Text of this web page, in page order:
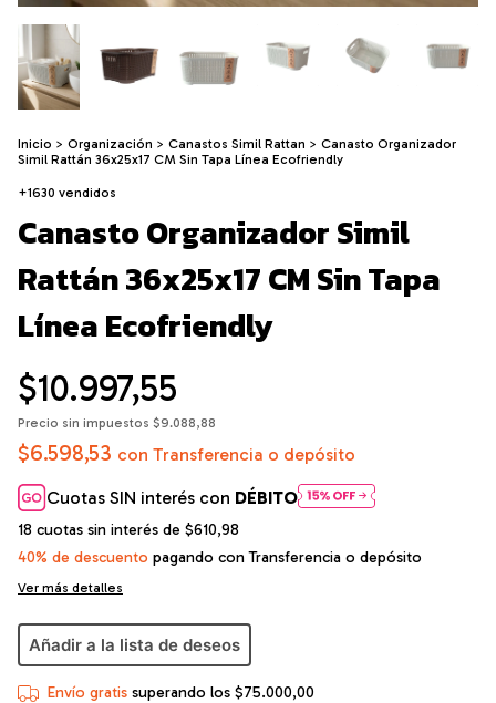
Inicio > Organización > Canastos Simil Rattan > Canasto Organizador
Simil Rattán 36x25x17 CM Sin Tapa Línea Ecofriendly
+1630 vendidos
Canasto Organizador Simil
Rattán 36x25x17 CM Sin Tapa
Línea Ecofriendly
$10.997,55
Precio sin impuestos $9.088,88
$6.598,53 con Transferencia o depósito
Cuotas SIN interés con DÉBITO
18 cuotas sin interés de $610,98
40% de descuento pagando con Transferencia o depósito
Ver más detalles
Añadir a la lista de deseos
Envío gratis superando los $75.000,00